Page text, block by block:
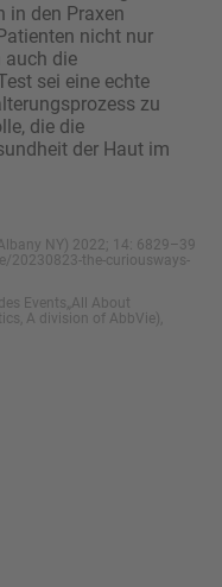
in den Praxen
nicht nur
auch die
sei eine echte
zu
die die
der Haut im
NY) 2022; 14: 6829–39
20230823-the-curiousways-
Events„All About
A division of AbbVie),